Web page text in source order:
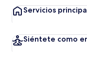
Servicios
Siéntete como